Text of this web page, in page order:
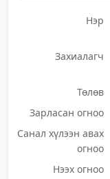
Нэр
Захиалагч
Төлөв
Зарласан огноо
Санал хүлээн авах
огноо
Нээх огноо